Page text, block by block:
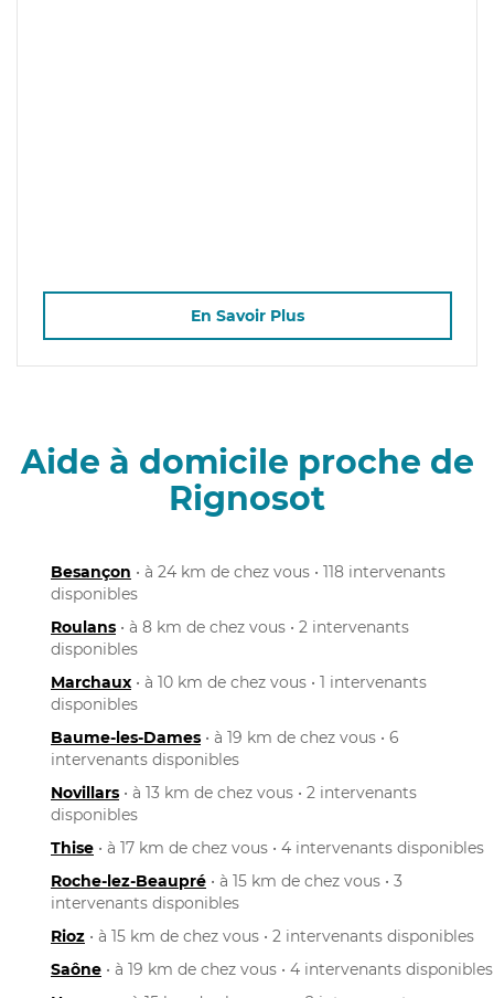
En Savoir Plus
Aide à domicile proche de
Rignosot
Besançon • à 24 km de chez vous • 118 intervenants
disponibles
Roulans • à 8 km de chez vous • 2 intervenants
disponibles
Marchaux • à 10 km de chez vous • 1 intervenants
disponibles
Baume-les-Dames • à 19 km de chez vous • 6
intervenants disponibles
Novillars • à 13 km de chez vous • 2 intervenants
disponibles
Thise • à 17 km de chez vous • 4 intervenants disponibles
Roche-lez-Beaupré • à 15 km de chez vous • 3
intervenants disponibles
Rioz • à 15 km de chez vous • 2 intervenants disponibles
Saône • à 19 km de chez vous • 4 intervenants disponibles